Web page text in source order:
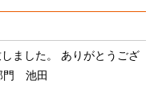
ました。 ありがとうござ
門 池田